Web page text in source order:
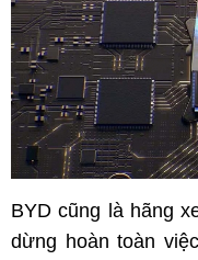
BYD cũng là hãng
dừng hoàn toàn